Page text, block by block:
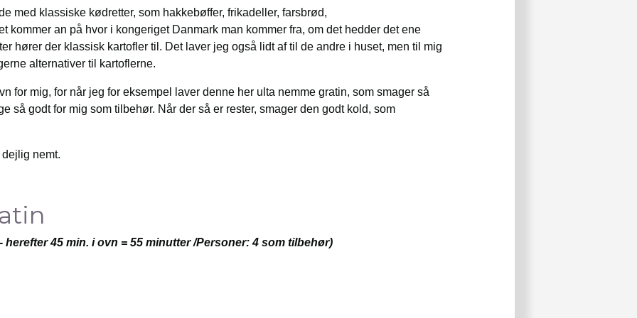
med klassiske kødretter, som hakkebøffer, frikadeller, farsbrød,
kommer an på hvor i kongeriget Danmark man kommer fra, om det hedder det ene
hører der klassisk kartofler til. Det laver jeg også lidt af til de andre i huset, men til mig
alternativer til kartoflerne.
for mig, for når jeg for eksempel laver denne her ulta nemme gratin, som smager så
så godt for mig som tilbehør. Når der så er rester, smager den godt kold, som
nemt.
45 min. i ovn = 55 minutter /Personer: 4 som tilbehør)